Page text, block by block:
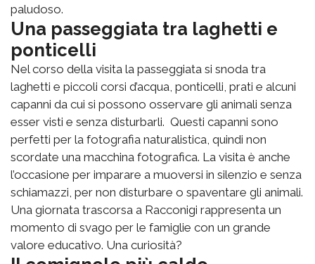
paludoso.
Una passeggiata tra laghetti e
ponticelli
Nel corso della visita la passeggiata si snoda tra
laghetti e piccoli corsi d’acqua, ponticelli, prati e alcuni
capanni da cui si possono osservare gli animali senza
esser visti e senza disturbarli. Questi capanni sono
perfetti per la fotografia naturalistica, quindi non
scordate una macchina fotografica. La visita è anche
l’occasione per imparare a muoversi in silenzio e senza
schiamazzi, per non disturbare o spaventare gli animali.
Una giornata trascorsa a Racconigi rappresenta un
momento di svago per le famiglie con un grande
valore educativo. Una curiosità?